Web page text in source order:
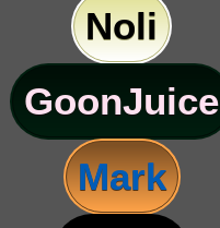
Noli
GoonJuice
Mark